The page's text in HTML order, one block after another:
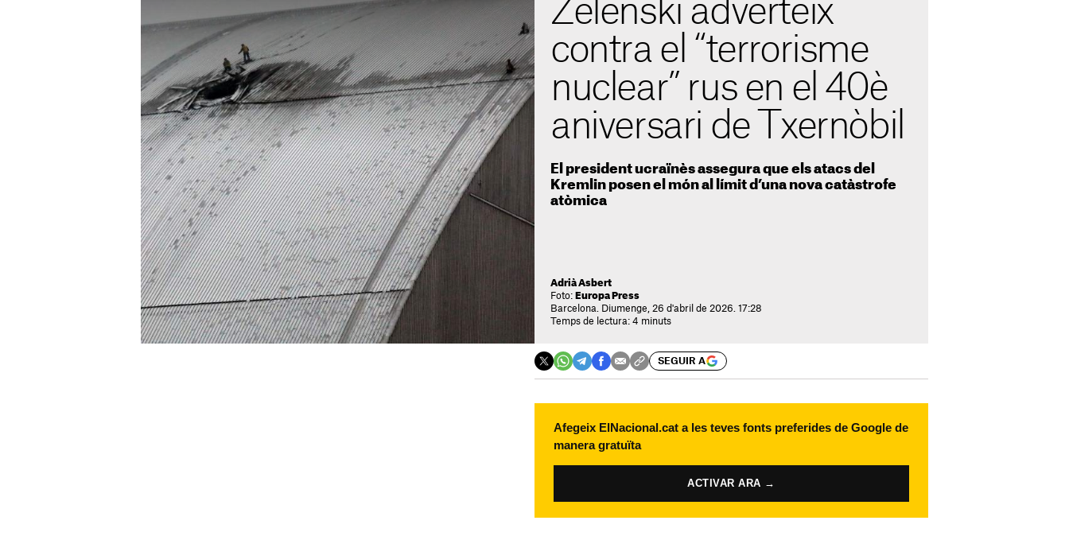
Zelenski adverteix
contra el “terrorisme
nuclear” rus en el 40è
aniversari de Txernòbil
El president ucraïnès assegura que els atacs del
Kremlin posen el món al límit d’una nova catàstrofe
atòmica
Adrià Asbert
Foto: Europa Press
Barcelona. Diumenge, 26 d'abril de 2026. 17:28
Temps de lectura: 4 minuts
SEGUIR A
Afegeix ElNacional.cat a les teves fonts preferides de Google de
manera gratuïta
ACTIVAR ARA →